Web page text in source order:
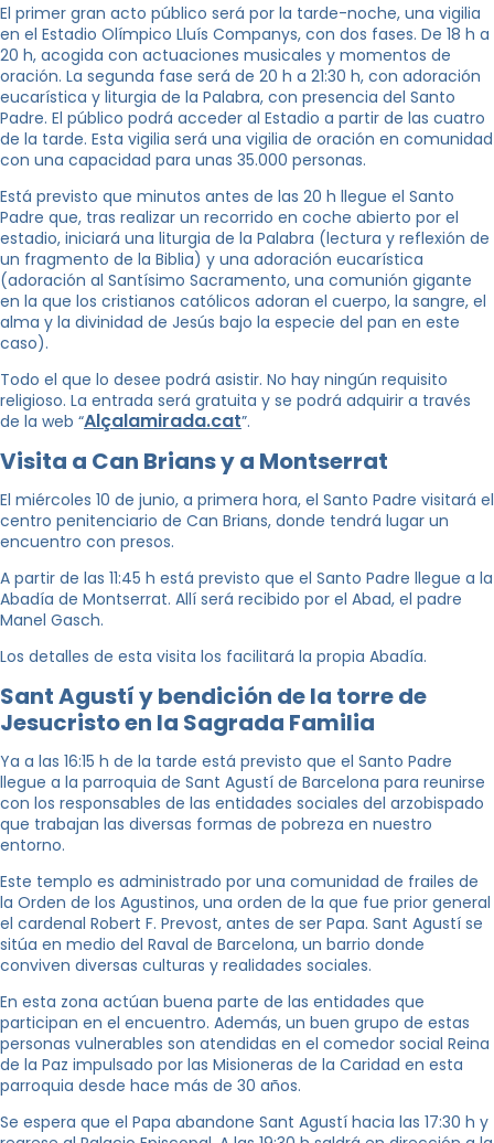
El primer gran acto público será por la tarde-noche, una vigilia
en el Estadio Olímpico Lluís Companys, con dos fases. De 18 h a
20 h, acogida con actuaciones musicales y momentos de
oración. La segunda fase será de 20 h a 21:30 h, con adoración
eucarística y liturgia de la Palabra, con presencia del Santo
Padre. El público podrá acceder al Estadio a partir de las cuatro
de la tarde. Esta vigilia será una vigilia de oración en comunidad
con una capacidad para unas 35.000 personas.
Está previsto que minutos antes de las 20 h llegue el Santo
Padre que, tras realizar un recorrido en coche abierto por el
estadio, iniciará una liturgia de la Palabra (lectura y reflexión de
un fragmento de la Biblia) y una adoración eucarística
(adoración al Santísimo Sacramento, una comunión gigante
en la que los cristianos católicos adoran el cuerpo, la sangre, el
alma y la divinidad de Jesús bajo la especie del pan en este
caso).
Todo el que lo desee podrá asistir. No hay ningún requisito
religioso. La entrada será gratuita y se podrá adquirir a través
de la web “Alçalamirada.cat”.
Visita a Can Brians y a Montserrat
El miércoles 10 de junio, a primera hora, el Santo Padre visitará el
centro penitenciario de Can Brians, donde tendrá lugar un
encuentro con presos.
A partir de las 11:45 h está previsto que el Santo Padre llegue a la
Abadía de Montserrat. Allí será recibido por el Abad, el padre
Manel Gasch.
Los detalles de esta visita los facilitará la propia Abadía.
Sant Agustí y bendición de la torre de
Jesucristo en la Sagrada Familia
Ya a las 16:15 h de la tarde está previsto que el Santo Padre
llegue a la parroquia de Sant Agustí de Barcelona para reunirse
con los responsables de las entidades sociales del arzobispado
que trabajan las diversas formas de pobreza en nuestro
entorno.
Este templo es administrado por una comunidad de frailes de
la Orden de los Agustinos, una orden de la que fue prior general
el cardenal Robert F. Prevost, antes de ser Papa. Sant Agustí se
sitúa en medio del Raval de Barcelona, un barrio donde
conviven diversas culturas y realidades sociales.
En esta zona actúan buena parte de las entidades que
participan en el encuentro. Además, un buen grupo de estas
personas vulnerables son atendidas en el comedor social Reina
de la Paz impulsado por las Misioneras de la Caridad en esta
parroquia desde hace más de 30 años.
Se espera que el Papa abandone Sant Agustí hacia las 17:30 h y